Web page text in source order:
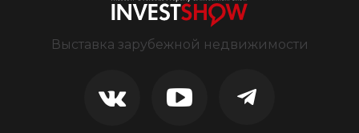
Выставка зарубежной недвижимости